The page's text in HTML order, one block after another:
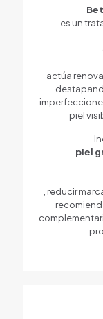
es un
actúa
piel
piel
, reducir